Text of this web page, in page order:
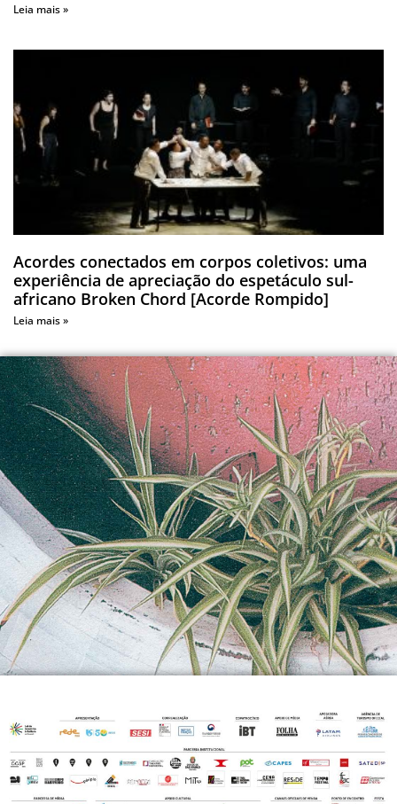
Leia mais »
Acordes conectados em corpos coletivos: uma
experiência de apreciação do espetáculo sul-
africano Broken Chord [Acorde Rompido]
Leia mais »